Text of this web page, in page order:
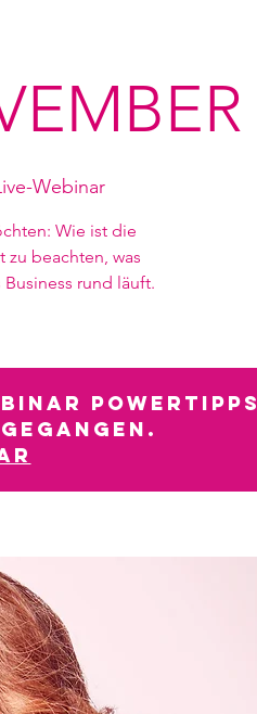
Webinar
Wie ist die
zu beachten, was
rund läuft.
POWERTIPPS